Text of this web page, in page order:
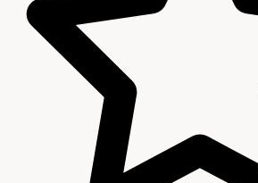
Reglement Huisarchief Twickel